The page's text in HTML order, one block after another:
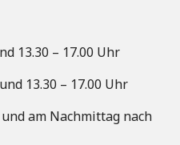
13.30 – 17.00 Uhr
13.30 – 17.00 Uhr
am Nachmittag nach